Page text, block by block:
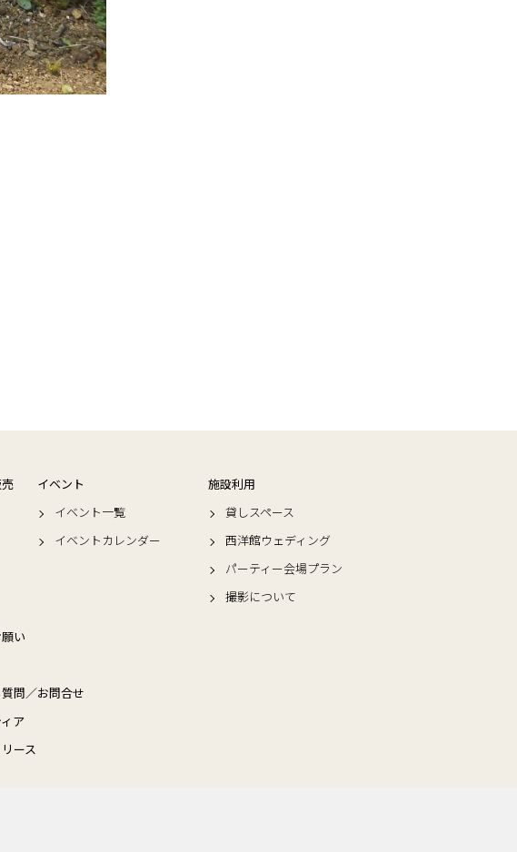
イベント
イベント一覧
イベントカレンダー
施設利用
貸しスペース
西洋館ウェディング
パーティー会場プラン
撮影について
い
問／お問合せ
ア
ース